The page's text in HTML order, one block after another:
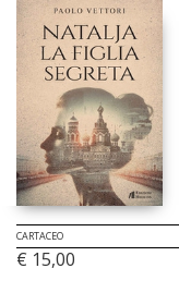
CARTACEO
€ 15,00